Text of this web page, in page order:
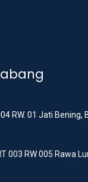
RW. 01 Jati Bening,
003 RW 005 Rawa